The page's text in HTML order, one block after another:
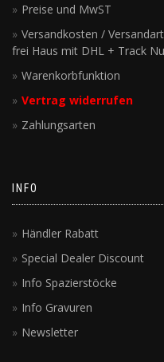
Preise und MwST
Versandkosten /
frei Haus mit DHL + Track
Warenkorbfunktion
Vertrag widerrufen
Zahlungsarten
INFO
Händler Rabatt
Special Dealer Discount
Info Spazierstöcke
Info Gravuren
Newsletter